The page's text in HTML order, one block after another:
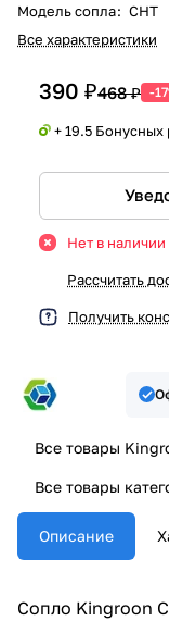
Модель сопла: CHT
Все характеристики
390 ₽468 ₽ -
+ 19.5 Бонусных
Нет в наличии
Рассчитать
Получить
Все товары
Все товары
Описание
Сопло Kingroon